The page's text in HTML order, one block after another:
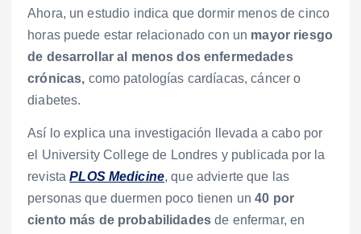
Ahora, un estudio indica que dormir menos de cinco
horas puede estar relacionado con un mayor riesgo
de desarrollar al menos dos enfermedades
crónicas, como patologías cardíacas, cáncer o
diabetes.
Así lo explica una investigación llevada a cabo por
el University College de Londres y publicada por la
revistaPLOS Medicine, que advierte que las
personas que duermen poco tienen un40 por
ciento más de probabilidades de enfermar, en